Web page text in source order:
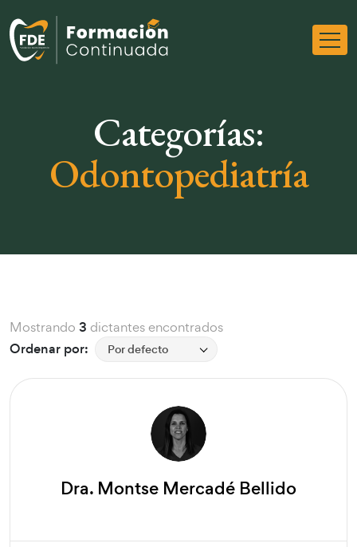
Categorías:
Odontopediatría
Mostrando 3 dictantes encontrados
Ordenar por: Por defecto
Dra. Montse Mercadé Bellido